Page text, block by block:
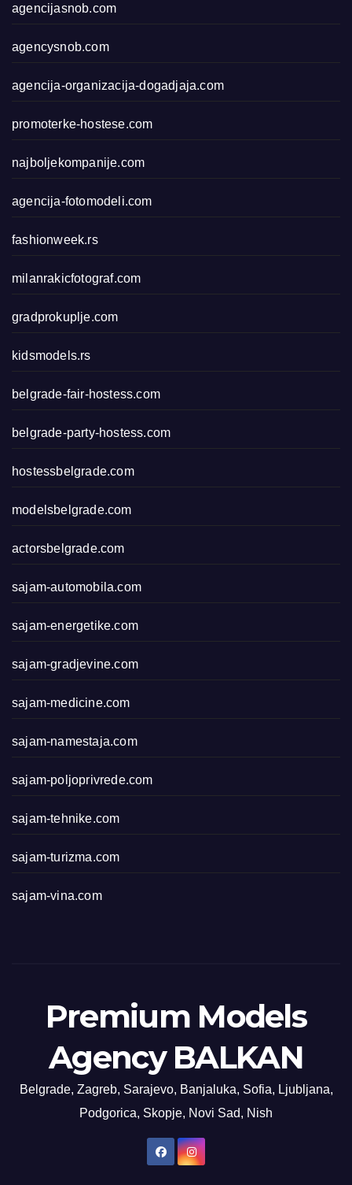
agencijasnob.com
agencysnob.com
agencija-organizacija-dogadjaja.com
promoterke-hostese.com
najboljekompanije.com
agencija-fotomodeli.com
fashionweek.rs
milanrakicfotograf.com
gradprokuplje.com
kidsmodels.rs
belgrade-fair-hostess.com
belgrade-party-hostess.com
hostessbelgrade.com
modelsbelgrade.com
actorsbelgrade.com
sajam-automobila.com
sajam-energetike.com
sajam-gradjevine.com
sajam-medicine.com
sajam-namestaja.com
sajam-poljoprivrede.com
sajam-tehnike.com
sajam-turizma.com
sajam-vina.com
Premium Models
Agency BALKAN
Belgrade, Zagreb, Sarajevo, Banjaluka, Sofia, Ljubljana,
Podgorica, Skopje, Novi Sad, Nish